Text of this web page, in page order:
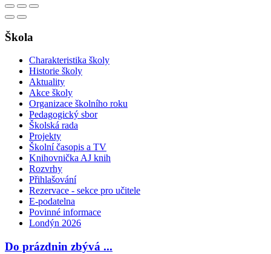
Škola
Charakteristika školy
Historie školy
Aktuality
Akce školy
Organizace školního roku
Pedagogický sbor
Školská rada
Projekty
Školní časopis a TV
Knihovnička AJ knih
Rozvrhy
Přihlašování
Rezervace - sekce pro učitele
E-podatelna
Povinné informace
Londýn 2026
Do prázdnin zbývá ...